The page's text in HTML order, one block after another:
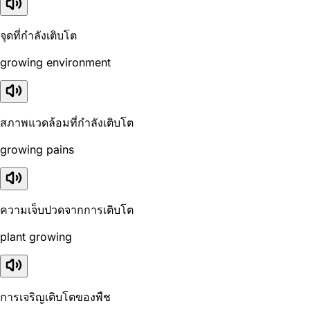
จุดที่กำลังเติบโต
growing environment
สภาพแวดล้อมที่กำลังเติบโต
growing pains
ความเจ็บปวดจากการเติบโต
plant growing
การเจริญเติบโตของพืช